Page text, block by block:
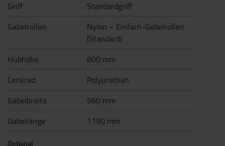
Griff
Standardgriff
Gabelrollen
Nylon – Einfach-Gabelrollen
(Standard)
Hubhöhe
800 mm
Lenkrad
Polyurethan
Gabelbreite
560 mm
Gabellänge
1190 mm
Optional